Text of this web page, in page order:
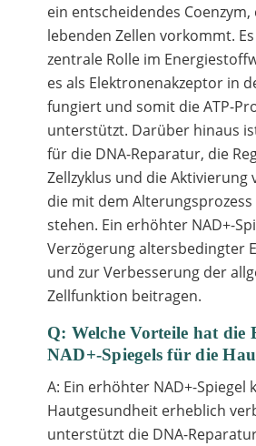
ein entscheidendes Coenzym,
lebenden Zellen vorkommt.
zentrale Rolle im
es als Elektronenakzeptor in
fungiert und somit die ATP-
unterstützt. Darüber hinaus
für die DNA-Reparatur, die
Zellzyklus und die Aktivierung
die mit dem
stehen. Ein erhöhter NAD+-
Verzögerung altersbedingter
und zur Verbesserung der
Zellfunktion beitragen.
Q: Welche Vorteile hat die
NAD+-Spiegels für die
A: Ein erhöhter NAD+-Spiegel
Hautgesundheit erheblich
unterstützt die DNA-